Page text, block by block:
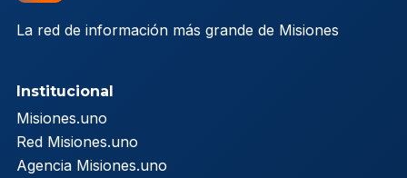
La red de información más grande de Misiones
Institucional
Misiones.uno
Red Misiones.uno
Agencia Misiones.uno